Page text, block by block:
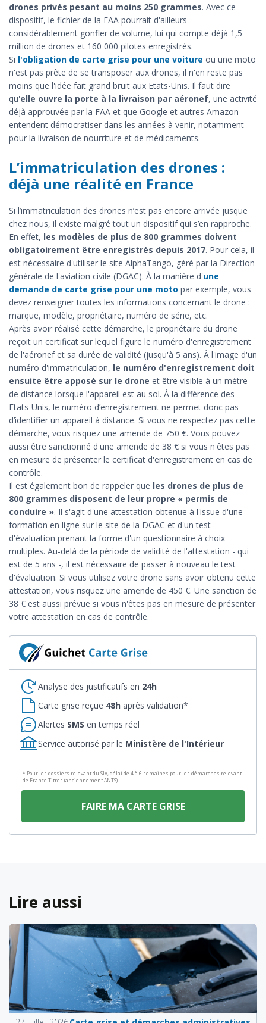
drones privés pesant au moins 250 grammes. Avec ce
dispositif, le fichier de la FAA pourrait d'ailleurs
considérablement gonfler de volume, lui qui compte déjà 1,5
million de drones et 160 000 pilotes enregistrés.
Si l'obligation de carte grise pour une voiture ou une moto
n'est pas prête de se transposer aux drones, il n'en reste pas
moins que l'idée fait grand bruit aux Etats-Unis. Il faut dire
qu'elle ouvre la porte à la livraison par aéronef, une activité
déjà approuvée par la FAA et que Google et autres Amazon
entendent démocratiser dans les années à venir, notamment
pour la livraison de nourriture et de médicaments.
L’immatriculation des drones :
déjà une réalité en France
Si l’immatriculation des drones n’est pas encore arrivée jusque
chez nous, il existe malgré tout un dispositif qui s’en rapproche.
En effet, les modèles de plus de 800 grammes doivent
obligatoirement être enregistrés depuis 2017. Pour cela, il
est nécessaire d'utiliser le site AlphaTango, géré par la Direction
générale de l'aviation civile (DGAC). À la manière d'une
demande de carte grise pour une moto par exemple, vous
devez renseigner toutes les informations concernant le drone :
marque, modèle, propriétaire, numéro de série, etc.
Après avoir réalisé cette démarche, le propriétaire du drone
reçoit un certificat sur lequel figure le numéro d'enregistrement
de l'aéronef et sa durée de validité (jusqu'à 5 ans). À l'image d'un
numéro d'immatriculation, le numéro d'enregistrement doit
ensuite être apposé sur le drone et être visible à un mètre
de distance lorsque l'appareil est au sol. À la différence des
Etats-Unis, le numéro d’enregistrement ne permet donc pas
d’identifier un appareil à distance. Si vous ne respectez pas cette
démarche, vous risquez une amende de 750 €. Vous pouvez
aussi être sanctionné d'une amende de 38 € si vous n'êtes pas
en mesure de présenter le certificat d'enregistrement en cas de
contrôle.
Il est également bon de rappeler que les drones de plus de
800 grammes disposent de leur propre « permis de
conduire ». Il s'agit d'une attestation obtenue à l'issue d'une
formation en ligne sur le site de la DGAC et d'un test
d'évaluation prenant la forme d'un questionnaire à choix
multiples. Au-delà de la période de validité de l'attestation - qui
est de 5 ans -, il est nécessaire de passer à nouveau le test
d'évaluation. Si vous utilisez votre drone sans avoir obtenu cette
attestation, vous risquez une amende de 450 €. Une sanction de
38 € est aussi prévue si vous n'êtes pas en mesure de présenter
votre attestation en cas de contrôle.
Analyse des justificatifs en 24h
Carte grise reçue 48h après validation*
Alertes SMS en temps réel
Service autorisé par le Ministère de l'Intérieur
* Pour les dossiers relevant du SIV, délai de 4 à 6 semaines pour les démarches relevant
de France Titres (anciennement ANTS)
FAIRE MA CARTE GRISE
Lire aussi